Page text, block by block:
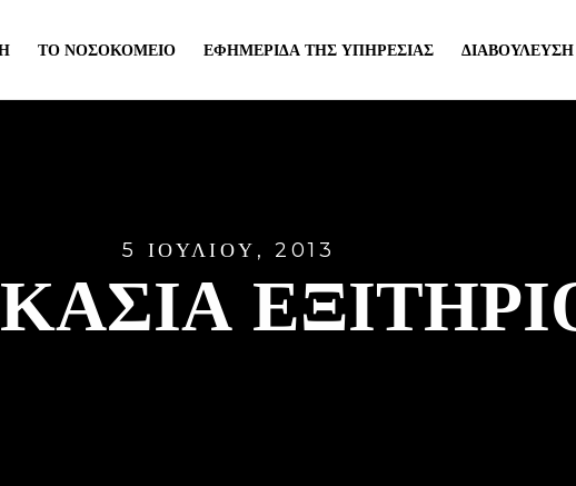
ΤΟ ΝΟΣΟΚΟΜΕΊΟ ΕΦΗΜΕΡΊΔΑ ΤΗΣ ΥΠΗΡΕΣΊΑΣ ΔΙΑΒΟΎΛΕΥΣΗ
5 ΙΟΥΛΊΟΥ, 2013